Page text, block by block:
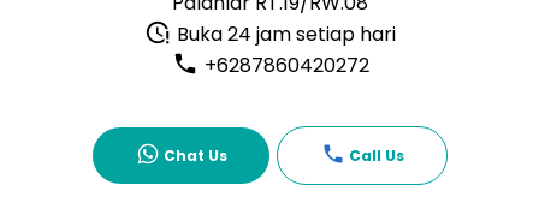
Buka 24 jam setiap hari
+6287860420272
Chat Us Call Us